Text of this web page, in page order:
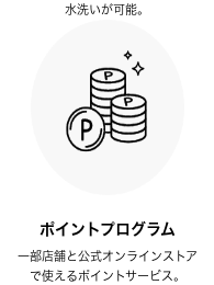
水洗いが可能。
ポイントプログラム
一部店舗と公式オンラインストア
で使えるポイントサービス。